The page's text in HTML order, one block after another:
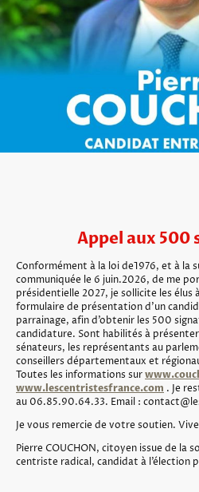
Appel aux 500
Conformément à la loi de1976, et à la
communiquée le 6 juin.2026, de me
présidentielle 2027, je sollicite les élus
formulaire de présentation d’un
parrainage, afin d’obtenir les 500
candidature. Sont habilités à
sénateurs, les représentants au
conseillers départementaux et
Toutes les informations sur
www.lescentristesfrance.com . Je
au 06.85.90.64.33. Email :
Je vous remercie de votre soutien.
Pierre COUCHON, citoyen issue de la
centriste radical, candidat à l’élection